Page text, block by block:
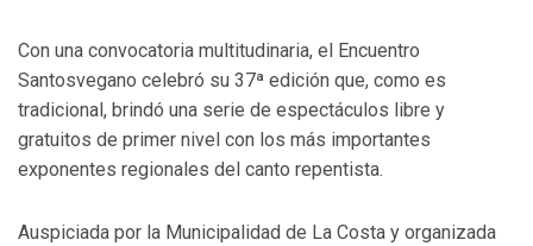
Con una convocatoria multitudinaria, el Encuentro
Santosvegano celebró su 37ª edición que, como es
tradicional, brindó una serie de espectáculos libre y
gratuitos de primer nivel con los más importantes
exponentes regionales del canto repentista.
Auspiciada por la Municipalidad de La Costa y organizada